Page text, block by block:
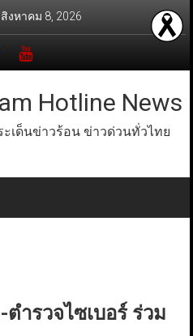
งหาคม 8, 2026
Hotline News
ะเด็นข่าวร้อน ข่าวด่วนทั่วไทย
ำรวจไซเบอร์ ร่วม